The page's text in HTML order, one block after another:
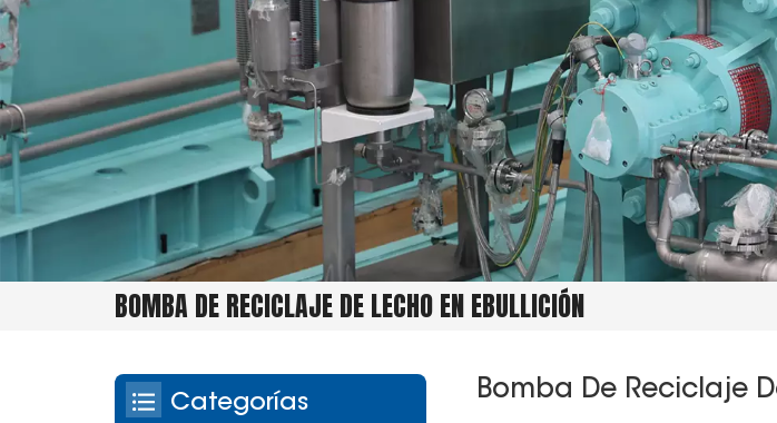
BOMBA DE RECICLAJE DE LECHO EN EBULLICIÓN
Bomba De Reciclaje
Categorías